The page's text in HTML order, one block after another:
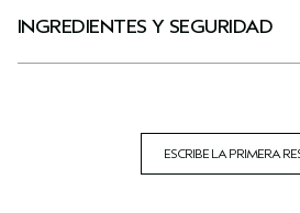
INGREDIENTES Y SEGURIDAD
ESCRIBE LA PRIMERA